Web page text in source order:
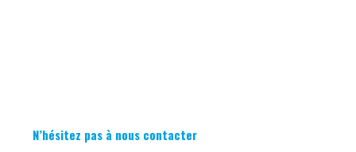
N’hésitez pas à nous contacter